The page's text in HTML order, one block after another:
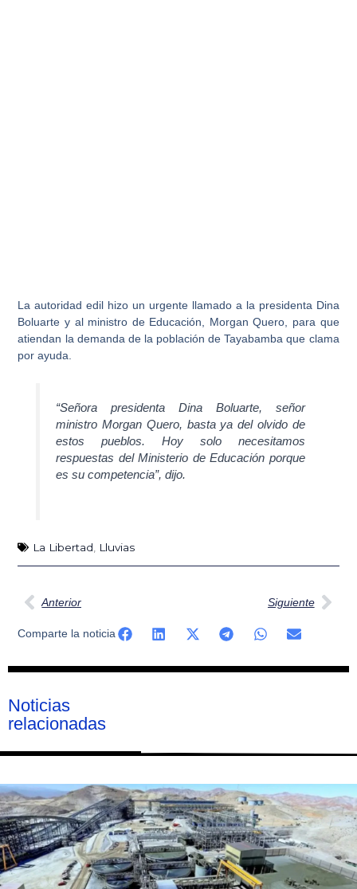
La autoridad edil hizo un urgente llamado a la presidenta Dina
Boluarte y al ministro de Educación, Morgan Quero , para que
atiendan la demanda de la población de Tayabamba que clama
por ayuda.
“Señora presidenta Dina Boluarte, señor
ministro Morgan Quero, basta ya del olvido de
estos pueblos. Hoy solo necesitamos
respuestas del Ministerio de Educación porque
es su competencia”, dijo.
La Libertad Lluvias
Ant
Anterior Siguiente
Comparte la noticia
Noticias
relacionadas
Página
Página
Página
Página
Página